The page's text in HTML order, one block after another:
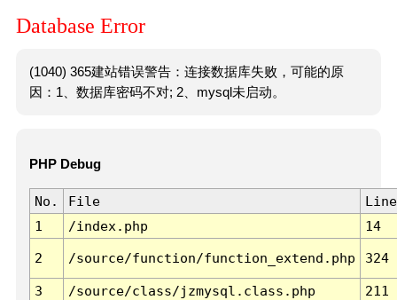
Database Error
(1040) 365建站错误警告：连接数据库失败，可能的原
因：1、数据库密码不对; 2、mysql未启动。
PHP Debug
No. File
Line
1
/index.php 14
2 /source/function/function_extend.php 324
3 /source/class/jzmysql.class.php
211